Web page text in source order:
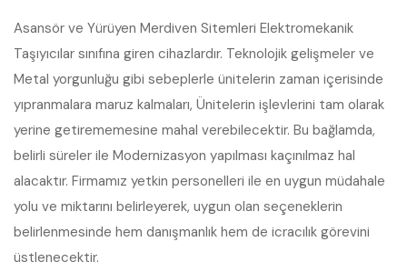
Asansör ve Yürüyen Merdiven Sitemleri Elektromekanik
Taşıyıcılar sınıfına giren cihazlardır. Teknolojik gelişmeler ve
Metal yorgunluğu gibi sebeplerle ünitelerin zaman içerisinde
yıpranmalara maruz kalmaları, Ünitelerin işlevlerini tam olarak
yerine getirememesine mahal verebilecektir. Bu bağlamda,
belirli süreler ile Modernizasyon yapılması kaçınılmaz hal
alacaktır. Firmamız yetkin personelleri ile en uygun müdahale
yolu ve miktarını belirleyerek, uygun olan seçeneklerin
belirlenmesinde hem danışmanlık hem de icracılık görevini